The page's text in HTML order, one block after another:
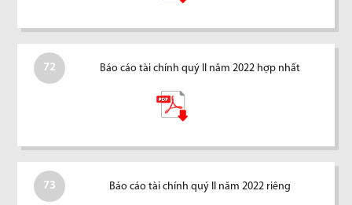
72 Báo cáo tài chính quý II năm 2022 hợp nhất
73 Báo cáo tài chính quý II năm 2022 riêng